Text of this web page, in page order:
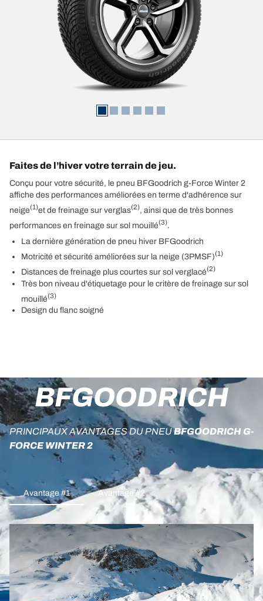
Faites de l’hiver votre terrain de jeu.
Conçu pour votre sécurité, le pneu BFGoodrich g-Force Winter 2
affiche des performances améliorées en terme d'adhérence sur
neige(1)et de freinage sur verglas(2), ainsi que de très bonnes
performances en freinage sur sol mouillé(3).
La dernière génération de pneu hiver BFGoodrich
Motricité et sécurité améliorées sur la neige (3PMSF)(1)
Distances de freinage plus courtes sur sol verglacé(2)
Très bon niveau d'étiquetage pour le critère de freinage sur sol
mouillé(3)
Design du flanc soigné
BFGOODRICH
PRINCIPAUX AVANTAGES DU PNEUBFGOODRICH G-
FORCE WINTER 2
Avantage #1 Avantage #2